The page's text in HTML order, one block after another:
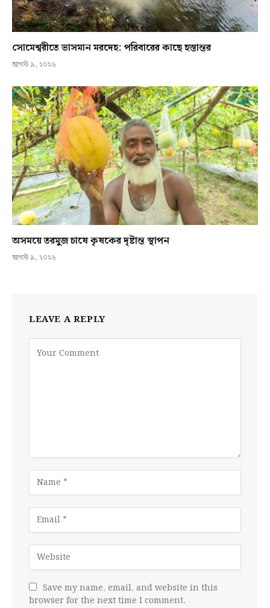
সোমেশ্বরীতে ভাসমান মরদেহ: পরিবারের কাছে হস্তান্তর
আগস্ট ৯, ২০২৬
অসময়ে তরমুজ চাষে কৃষকের দৃষ্টান্ত স্থাপন
আগস্ট ৯, ২০২৬
LEAVE A REPLY
Save my name, email, and website in this
browser for the next time I comment.